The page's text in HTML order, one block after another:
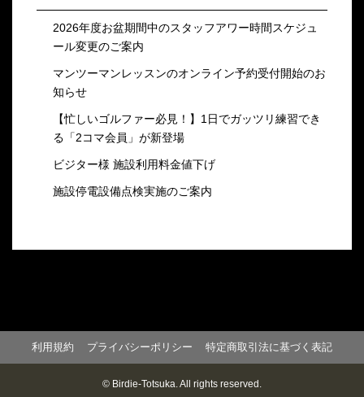
2026年度お盆期間中のスタッフアワー時間スケジュ
ール変更のご案内
マンツーマンレッスンのオンライン予約受付開始のお
知らせ
【忙しいゴルファー必見！】1日でガッツリ練習でき
る「2コマ会員」が新登場
ビジター様 施設利用料金値下げ
施設停電設備点検実施のご案内
利用規約 プライバシーポリシー 特定商取引法に基づく表記
© Birdie-Totsuka. All rights reserved.